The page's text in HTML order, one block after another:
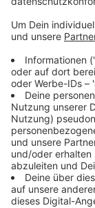
Der ultimative
im
Homeoffice
Lebens. Und
häufiger von
Notlösung zur
erste
Fräulein
zeigt gewohnt
praktischen
man durch ein